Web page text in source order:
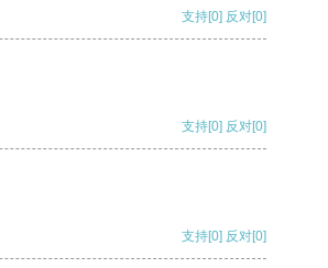
支持[0] 反对[0]
支持[0] 反对[0]
支持[0] 反对[0]